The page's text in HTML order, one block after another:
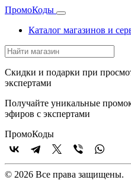
ПромоКоды
Каталог магазинов и
Скидки и подарки при
экспертами
Получайте уникальные
эфиров с экспертами
ПромоКоды
© 2026 Все права защищены.